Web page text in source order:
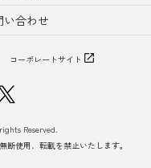
い合わせ
コーポレートサイト
Reserved.
使用、転載を禁止いたします。